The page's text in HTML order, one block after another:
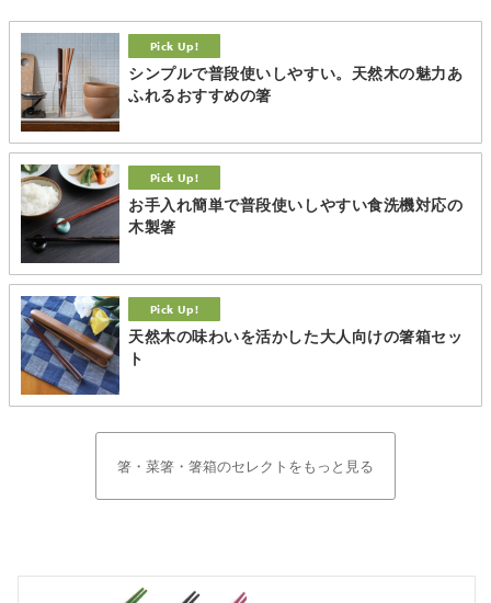
シンプルで普段使いしやすい。天然木の魅力あ
ふれるおすすめの箸
お手入れ簡単で普段使いしやすい食洗機対応の
木製箸
天然木の味わいを活かした大人向けの箸箱セッ
ト
箸・菜箸・箸箱のセレクトをもっと見る